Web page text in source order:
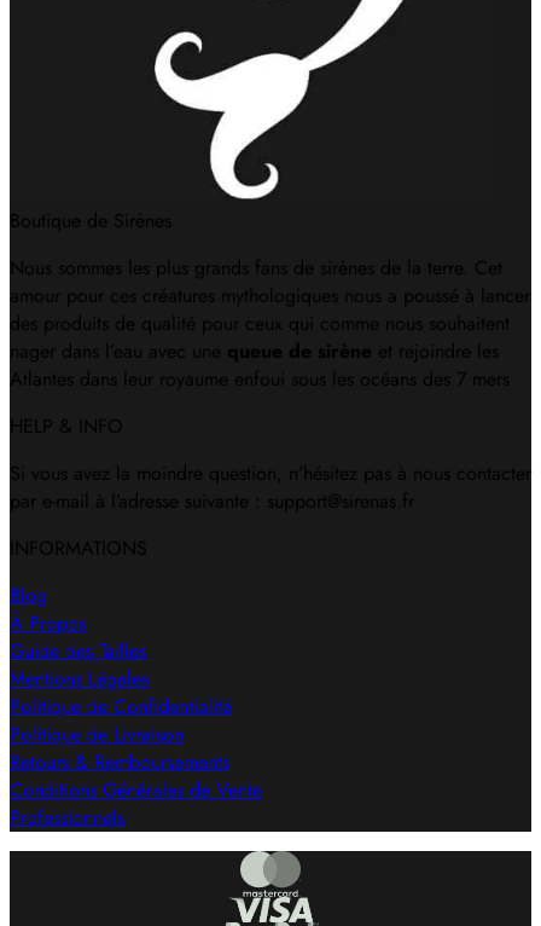
Boutique de Sirènes
Nous sommes les plus grands fans de sirènes de la terre. Cet
amour pour ces créatures mythologiques nous a poussé à lancer
des produits de qualité pour ceux qui comme nous souhaitent
nager dans l’eau avec une queue de sirène et rejoindre les
Atlantes dans leur royaume enfoui sous les océans des 7 mers
HELP & INFO
Si vous avez la moindre question, n’hésitez pas à nous contacter
par e-mail à l’adresse suivante : support@sirenas.fr
INFORMATIONS
Blog
À Propos
Guide des Tailles
Mentions Légales
Politique de Confidentialité
Politique de Livraison
Retours & Remboursements
Conditions Générales de Vente
Professionnels